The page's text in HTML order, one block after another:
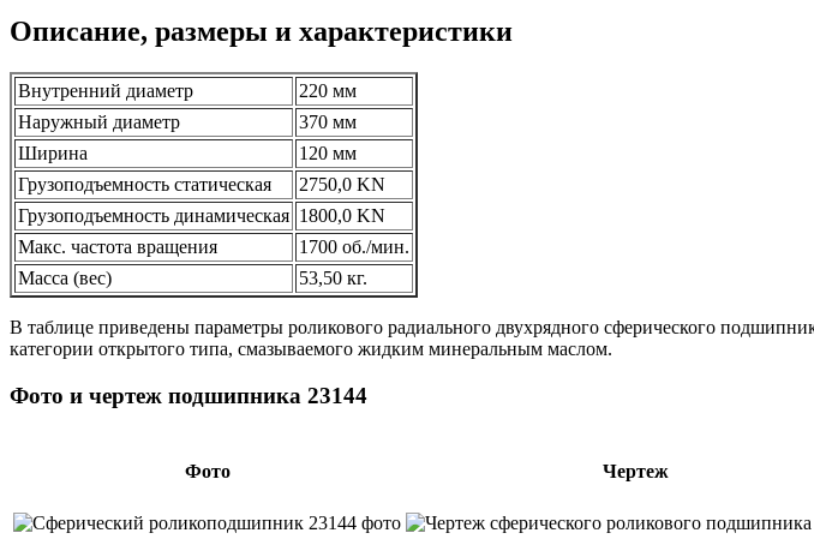
Описание, размеры и характеристики
Внутренний диаметр
220 мм
Наружный диаметр
370 мм
Ширина
120 мм
Грузоподъемность статическая
2750,0 KN
Грузоподъемность динамическая 1800,0 KN
Макс. частота вращения
1700 об./мин.
Масса (вес)
53,50 кг.
В таблице приведены параметры роликового радиального двухрядного сферического
категории открытого типа, смазываемого жидким минеральным маслом.
Фото и чертеж подшипника 23144
Фото Чертеж